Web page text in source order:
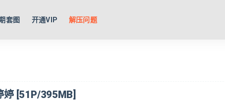
套图 开通VIP 解压问题
婷 [51P/395MB]